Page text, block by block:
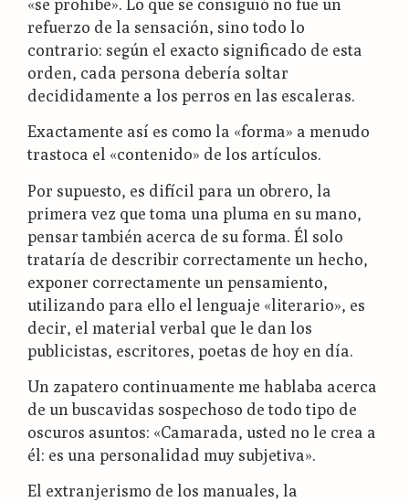
«se prohíbe». Lo que se consiguió no fue un
refuerzo de la sensación, sino todo lo
contrario: según el exacto significado de esta
orden, cada persona debería soltar
decididamente a los perros en las escaleras.
Exactamente así es como la «forma» a menudo
trastoca el «contenido» de los artículos.
Por supuesto, es difícil para un obrero, la
primera vez que toma una pluma en su mano,
pensar también acerca de su forma. Él solo
trataría de describir correctamente un hecho,
exponer correctamente un pensamiento,
utilizando para ello el lenguaje «literario», es
decir, el material verbal que le dan los
publicistas, escritores, poetas de hoy en día.
Un zapatero continuamente me hablaba acerca
de un buscavidas sospechoso de todo tipo de
oscuros asuntos: «Camarada, usted no le crea a
él: es una personalidad muy subjetiva».
El extranjerismo de los manuales, la